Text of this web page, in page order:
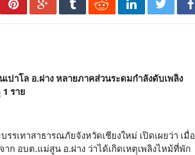
ปาโล อ.ฝาง หลายภาคส่วนระดมกำลังดับเพลิง
ราย
เทาสาธารณภัยจังหวัดเชียงใหม่ เปิดเผยว่า เมื่อ
ก อบต.แม่สูน อ.ฝาง ว่าได้เกิดเหตุเพลิงไหม้ที่พัก